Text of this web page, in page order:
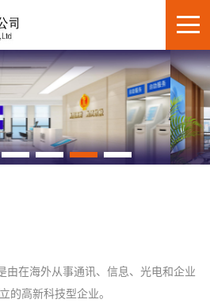
在海外从事通讯、信息、光电和企业
的高新科技型企业。